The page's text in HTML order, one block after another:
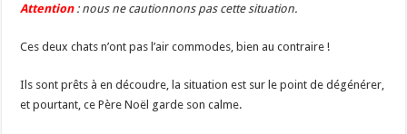
Attention: nous ne cautionnons pas cette situation.
Ces deux chats n’ont pas l’air commodes, bien au contraire !
Ils sont prêts à en découdre, la situation est sur le point de dégénérer,
et pourtant, ce Père Noël garde son calme.